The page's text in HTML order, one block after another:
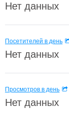
Нет данных
Посетителей в день
Нет данных
Просмотров в день
Нет данных